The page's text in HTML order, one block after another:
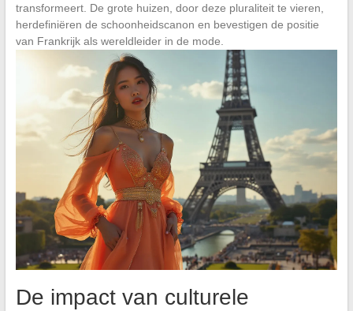
transformeert. De grote huizen, door deze pluraliteit te vieren,
herdefiniëren de schoonheidscanon en bevestigen de positie
van Frankrijk als wereldleider in de mode.
De impact van culturele